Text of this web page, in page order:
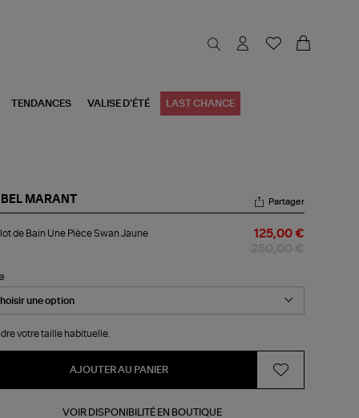
TENDANCES VALISE D'ÉTÉ LAST CHANCE
MARANT Partager
de Bain Une Pièce Swan Jaune 125,00 €
votre taille habituelle.
AJOUTER AU PANIER
VOIR DISPONIBILITÉ EN BOUTIQUE